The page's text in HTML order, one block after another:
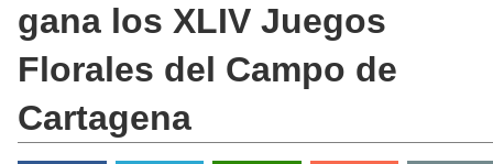
gana los XLIV Juegos
Florales del Campo de
Cartagena